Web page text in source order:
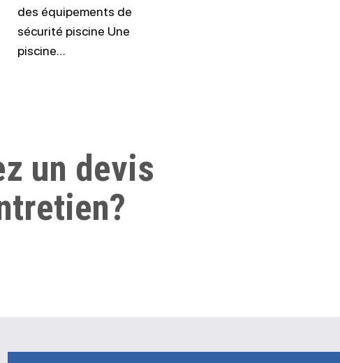
des équipements de
sécurité piscine Une
piscine…
un devis